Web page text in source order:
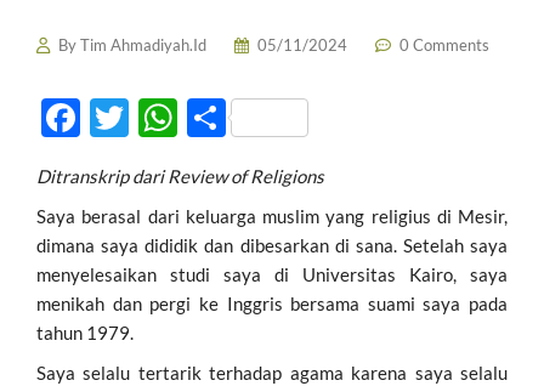
ByTim Ahmadiyah.Id 05/11/2024 0 Comments
F
e
b
o
o
k
T
itt
er
W
at
s
A
p
S
ar
e
Ditranskrip dari Review of Religions
Saya berasal dari keluarga muslim yang religius di Mesir,
dimana saya dididik dan dibesarkan di sana. Setelah saya
menyelesaikan studi saya di Universitas Kairo, saya
menikah dan pergi ke Inggris bersama suami saya pada
tahun 1979.
Saya selalu tertarik terhadap agama karena saya selalu